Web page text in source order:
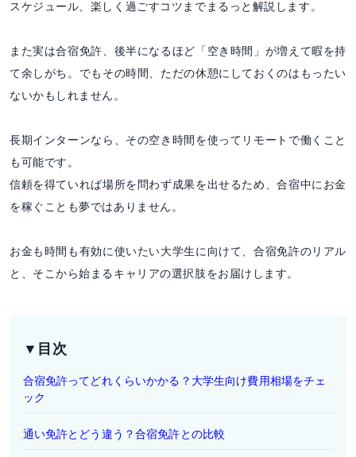
スケジュール、楽しく過ごすコツまでまるっと解説します。
また実は合宿免許、後半になるほど「空き時間」が増えて暇を持
て余しがち。でもその時間、ただの休憩にしておくのはもったい
ないかもしれません。
長期インターンなら、その空き時間を使ってリモートで働くこと
も可能です。
信頼を得ていれば場所を問わず成果を出せるため、合宿中にお金
を稼ぐことも夢ではありません。
お金も時間も有効に使いたい大学生に向けて、合宿免許のリアル
と、そこから始まるキャリアの選択肢をお届けします。
▼目次
合宿免許ってどれくらいかかる？大学生向け費用相場をチェ
ック
通い免許とどう違う？合宿免許との比較